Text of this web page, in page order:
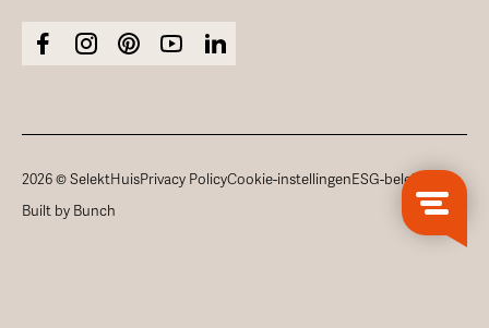
2026 © SelektHuisPrivacy PolicyCookie-instellingenESG-beleid
Built by Bunch